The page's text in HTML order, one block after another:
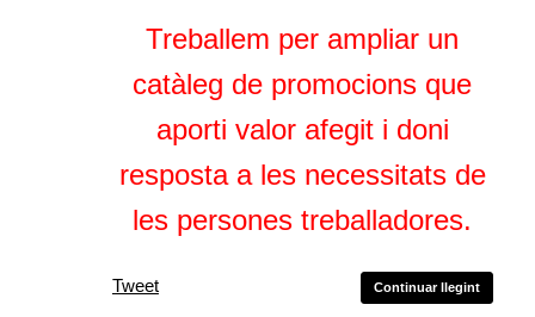
Treballem per ampliar un
catàleg de promocions que
aporti valor afegit i doni
resposta a les necessitats de
les persones treballadores.
Continuar llegint
Tweet